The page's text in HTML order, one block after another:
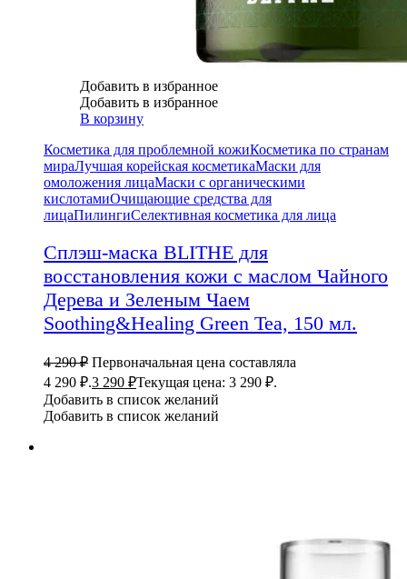
Добавить в избранное
Добавить в избранное
В корзину
Косметика для проблемной кожиКосметика по странам
мираЛучшая корейская косметикаМаски для
омоложения лицаМаски с органическими
кислотамиОчищающие средства для
лицаПилингиСелективная косметика для лица
Сплэш-маска BLITHE для
восстановления кожи с маслом Чайного
Дерева и Зеленым Чаем
Soothing&Healing Green Tea, 150 мл.
4 290₽ Первоначальная цена составляла
4 290 ₽.3 290 ₽Текущая цена: 3 290 ₽.
Добавить в список желаний
Добавить в список желаний